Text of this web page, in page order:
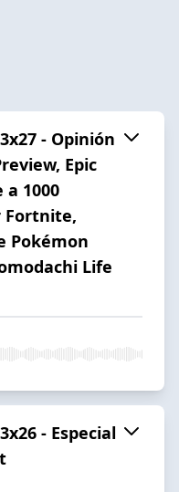
- Opinión
Epic
a 1000
Fortnite,
Pokémon
Life
- Especial